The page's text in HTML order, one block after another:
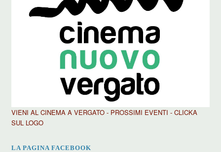
VIENI AL CINEMA A VERGATO - PROSSIMI EVENTI - CLICKA
SUL LOGO
LA PAGINA FACEBOOK